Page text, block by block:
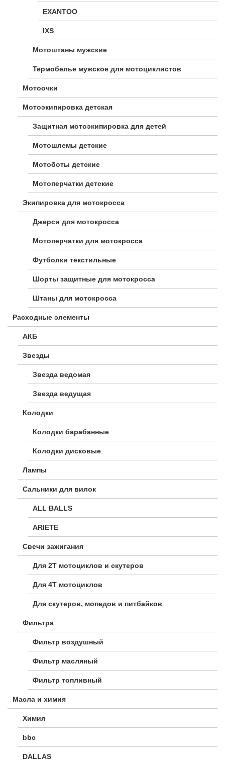
EXANTOO
IXS
Мотоштаны мужские
Термобелье мужское для мотоциклистов
Мотоочки
Мотоэкипировка детская
Защитная мотоэкипировка для детей
Мотошлемы детские
Мотоботы детские
Мотоперчатки детские
Экипировка для мотокросса
Джерси для мотокросса
Мотоперчатки для мотокросса
Футболки текстильные
Шорты защитные для мотокросса
Штаны для мотокросса
Расходные элементы
АКБ
Звезды
Звезда ведомая
Звезда ведущая
Колодки
Колодки барабанные
Колодки дисковые
Лампы
Сальники для вилок
ALL BALLS
ARIETE
Свечи зажигания
Для 2Т мотоциклов и скутеров
Для 4Т мотоциклов
Для скутеров, мопедов и питбайков
Фильтра
Фильтр воздушный
Фильтр масляный
Фильтр топливный
Масла и химия
Химия
bbc
DALLAS